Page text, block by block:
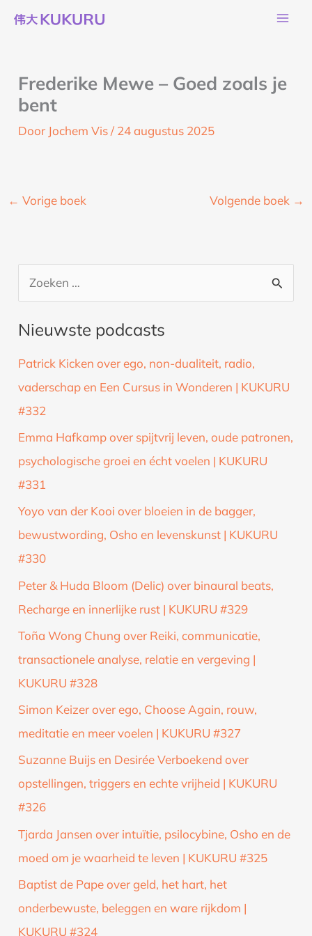
naar
Frederike Mewe – Goed zoals je
bent
Door Jochem Vis/ 24 augustus 2025
← Vorige boek Volgende boek →
e
k
a
Nieuwste podcasts
Patrick Kicken over ego, non-dualiteit, radio,
vaderschap en Een Cursus in Wonderen | KUKURU
#332
Emma Hafkamp over spijtvrij leven, oude patronen,
psychologische groei en écht voelen | KUKURU
#331
Yoyo van der Kooi over bloeien in de bagger,
bewustwording, Osho en levenskunst | KUKURU
#330
Peter & Huda Bloom (Delic) over binaural beats,
Recharge en innerlijke rust | KUKURU #329
Toña Wong Chung over Reiki, communicatie,
transactionele analyse, relatie en vergeving |
KUKURU #328
Simon Keizer over ego, Choose Again, rouw,
meditatie en meer voelen | KUKURU #327
Suzanne Buijs en Desirée Verboekend over
opstellingen, triggers en echte vrijheid | KUKURU
#326
Tjarda Jansen over intuïtie, psilocybine, Osho en de
moed om je waarheid te leven | KUKURU #325
Baptist de Pape over geld, het hart, het
onderbewuste, beleggen en ware rijkdom |
KUKURU #324